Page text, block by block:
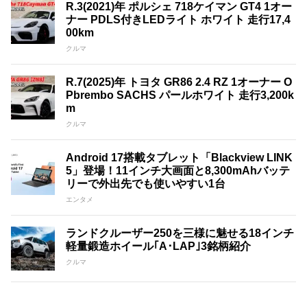
R.3(2021)年 ポルシェ 718ケイマン GT4 1オー
ナー PDLS付きLEDライト ホワイト 走行17,4
00km
クルマ
R.7(2025)年 トヨタ GR86 2.4 RZ 1オーナー O
Pbrembo SACHS パールホワイト 走行3,200k
m
クルマ
Android 17搭載タブレット「Blackview LINK
5」登場！11インチ大画面と8,300mAhバッテ
リーで外出先でも使いやすい1台
エンタメ
ランドクルーザー250を三様に魅せる18インチ
軽量鍛造ホイール｢A･LAP｣3銘柄紹介
クルマ